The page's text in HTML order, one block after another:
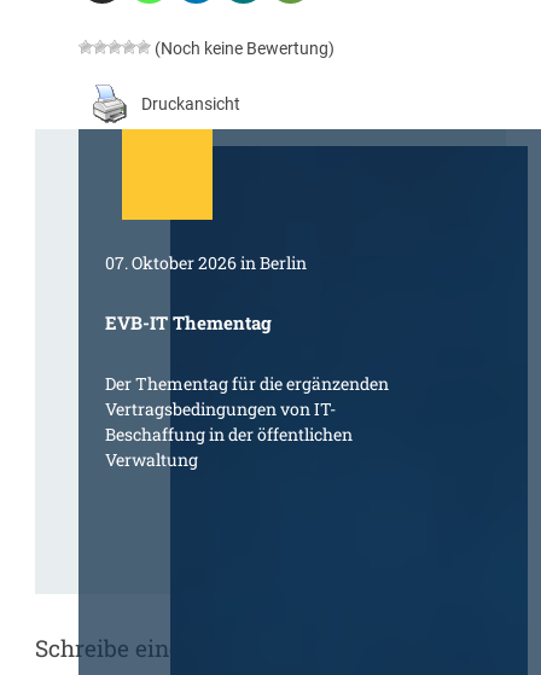
(Noch keine Bewertung)
Druckansicht
07. Oktober 2026 in Berlin
EVB-IT Thementag
Der Thementag für die ergänzenden
Vertragsbedingungen von IT-
Beschaffung in der öffentlichen
Verwaltung
Schreibe einen Kommentar